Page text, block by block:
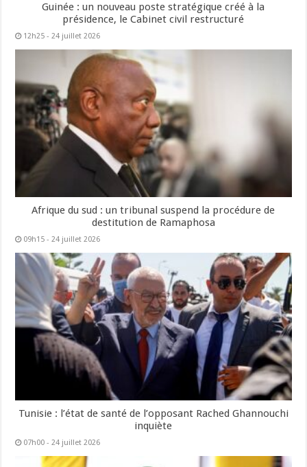
Guinée : un nouveau poste stratégique créé à la
présidence, le Cabinet civil restructuré
12h25 - 24 juillet 2026
Afrique du sud : un tribunal suspend la procédure de
destitution de Ramaphosa
09h15 - 24 juillet 2026
Tunisie : l’état de santé de l’opposant Rached Ghannouchi
inquiète
07h00 - 24 juillet 2026